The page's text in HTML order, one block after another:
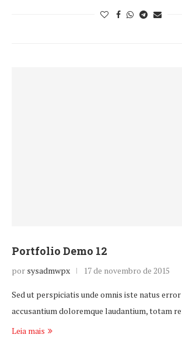
Portfolio Demo 12
por sysadmwpx 17 de novembro de 2015
Sed ut perspiciatis unde omnis iste natus
accusantium doloremque laudantium, totam
Leia mais